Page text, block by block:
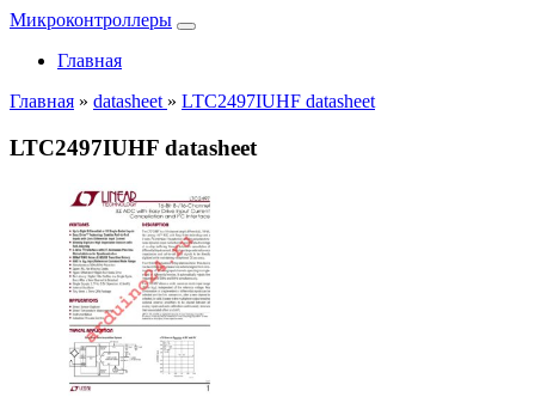
Микроконтроллеры
Главная
Главная » datasheet » LTC2497IUHF datasheet
LTC2497IUHF datasheet